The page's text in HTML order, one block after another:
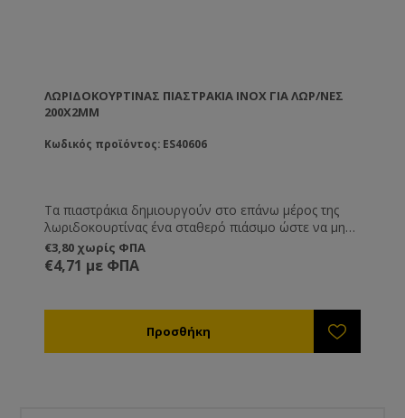
ΛΩΡΙΔΟΚΟΥΡΤΊΝΑΣ ΠΙΑΣΤΡΆΚΙΑ ΙΝΟΧ ΓΙΑ ΛΩΡ/ΝΕΣ
200X2MM
Κωδικός προϊόντος: ES40606
Τα πιαστράκια δημιουργούν στο επάνω μέρος της
λωριδοκουρτίνας ένα σταθερό πιάσιμο ώστε να μη
σκιστεί το πλαστικό . Αποτελούνται από δύο
κομμάτια ανάμεσα στα οποία εγκλωβίζεται η
λωριδοκουρτίνα. Για τη συγκράτησή τους μπορείτε
€3,80 χωρίς ΦΠΑ
€4,71 με ΦΠΑ